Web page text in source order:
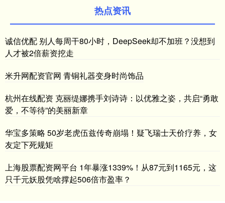
热点资讯
诚信优配 别人每周干80小时，DeepSeek却不加班？没想到
人才被2倍薪资挖走
米升网配资官网 青铜礼器变身时尚饰品
杭州在线配资 克丽缇娜携手刘诗诗：以优雅之姿，共启“勇敢
爱，不等待”的美丽新章
华宝多策略 50岁老虎伍兹传奇崩塌！疑飞瑞士天价疗养，女
友定下死规矩
上海股票配资网平台 1年暴涨1339%！从87元到1165元，这
只千元妖股凭啥撑起506倍市盈率？